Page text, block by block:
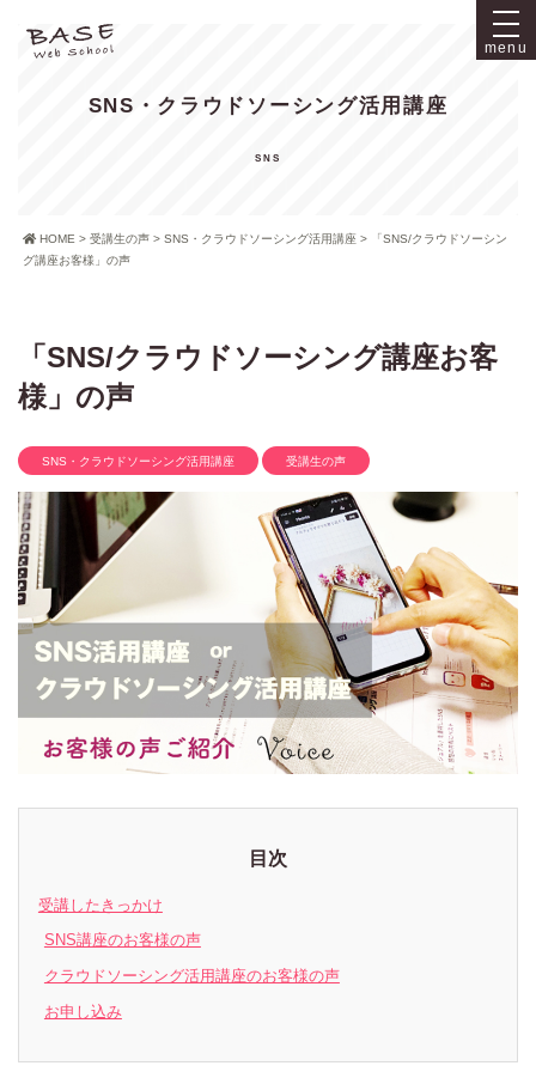
menu
SNS・クラウドソーシング活用講座
HOME > 受講生の声 > SNS・クラウドソーシング活用講座 >
「SNS/クラウドソーシン
グ講座お客様」の声
「SNS/クラウドソーシング講座お客
様」の声
SNS・クラウドソーシング活用講座 受講生の声
目次
受講したきっかけ
SNS講座のお客様の声
クラウドソーシング活用講座のお客様の声
お申し込み